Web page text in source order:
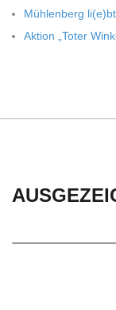
Müh­len­berg
Aktion „Toter